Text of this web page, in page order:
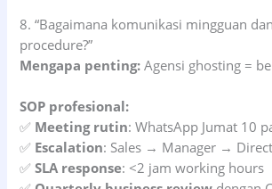
8. “Bagaimana komunikasi mingguan
procedure?”
Mengapa penting: Agensi ghosting =
SOP profesional:
✅ Meeting rutin: WhatsApp Jumat 10
✅ Escalation: Sales → Manager →
✅SLA response: <2 jam working hours